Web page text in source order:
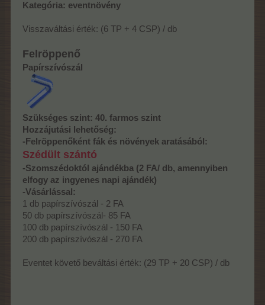
Kategória: eventnövény
Visszaváltási érték: (6 TP + 4 CSP) / db
Felröppenő
Papírszívószál
Szükséges szint: 40. farmos szint
Hozzájutási lehetőség:
-Felröppenőként fák és növények aratásából:
Szédült szántó
-Szomszédoktól ajándékba (2 FA/ db, amennyiben
elfogy az ingyenes napi ajándék)
-Vásárlással:
1 db papírszívószál - 2 FA
50 db papírszívószál- 85 FA
100 db papírszívószál - 150 FA
200 db papírszívószál - 270 FA
Eventet követő beváltási érték: (29 TP + 20 CSP) / db